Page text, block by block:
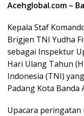
Acehglobal.com –
Kepala Staf
Brigjen TNI Yudha
sebagai Inspektur
Hari Ulang Tahun
Indonesia (TNI)
Padang Kota Banda
Upacara